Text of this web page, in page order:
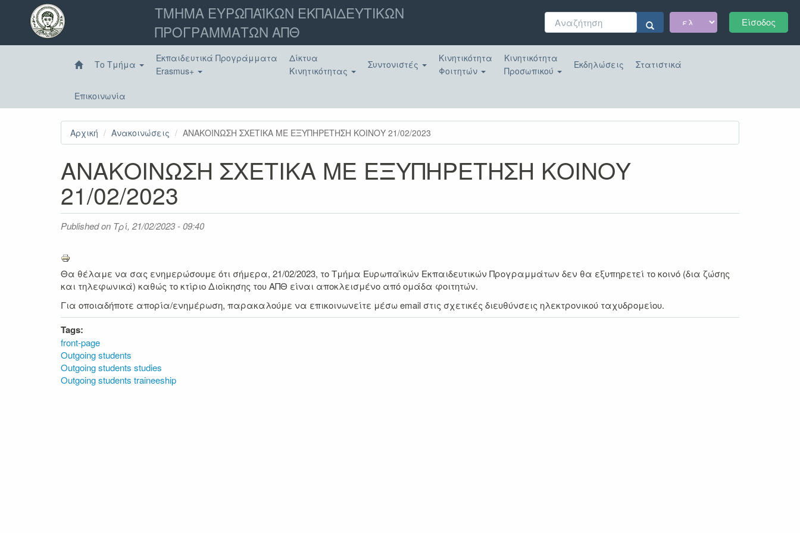
Παράκαμψη
κυρίως
Είσοδος
ΤΜΗΜΑ ΕΥΡΩΠΑΪΚΩΝ ΕΚΠΑΙΔΕΥΤΙΚΩΝ
ΠΡΟΓΡΑΜΜΑΤΩΝ ΑΠΘ
Φόρμα
αναζήτησης
Αναζήτηση
Το Τμήμα
Εκπαιδευτικά Προγράμματα
Erasmus+
Δίκτυα
Κινητικότητας
Συντονιστές
Κινητικότητα
Φοιτητών
Κινητικότητα
Προσωπικού
Εκδηλώσεις Στατιστικά
Επικοινωνία
Αρχική Ανακοινώσεις ΑΝΑΚΟΙΝΩΣΗ ΣΧΕΤΙΚΑ ΜΕ ΕΞΥΠΗΡΕΤΗΣΗ ΚΟΙΝΟΥ 21/02/2023
ΑΝΑΚΟΙΝΩΣΗ ΣΧΕΤΙΚΑ ΜΕ ΕΞΥΠΗΡΕΤΗΣΗ ΚΟΙΝΟΥ
21/02/2023
Published on Τρί, 21/02/2023 - 09:40
Θα θέλαμε να σας ενημερώσουμε ότι σήμερα, 21/02/2023, το Τμήμα Ευρωπαϊκών Εκπαιδευτικών Προγραμμάτων δεν θα εξυπηρετεί το κοινό (δια ζώσης
και τηλεφωνικά) καθώς το κτίριο Διοίκησης του ΑΠΘ είναι αποκλεισμένο από ομάδα φοιτητών.
Για οποιαδήποτε απορία/ενημέρωση, παρακαλούμε να επικοινωνείτε μέσω email στις σχετικές διευθύνσεις ηλεκτρονικού ταχυδρομείου.
Tags:
front-page
Outgoing students
Outgoing students studies
Outgoing students traineeship